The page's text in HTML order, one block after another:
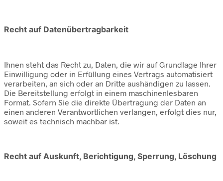
Recht auf Datenübertragbarkeit
Ihnen steht das Recht zu, Daten, die wir auf Grundlage Ihrer
Einwilligung oder in Erfüllung eines Vertrags automatisiert
verarbeiten, an sich oder an Dritte aushändigen zu lassen.
Die Bereitstellung erfolgt in einem maschinenlesbaren
Format. Sofern Sie die direkte Übertragung der Daten an
einen anderen Verantwortlichen verlangen, erfolgt dies nur,
soweit es technisch machbar ist.
Recht auf Auskunft, Berichtigung, Sperrung, Löschung